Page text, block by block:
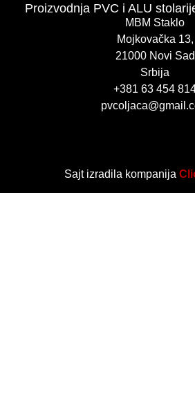
Proizvodnja PVC i ALU
MBM Staklo
Mojkovačka 13,
21000 Novi Sad
Srbija
+381 63 454
Sajt izradila kompanija